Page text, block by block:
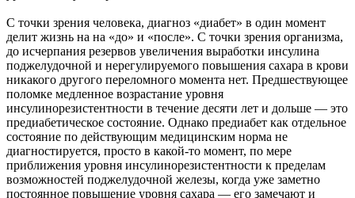
С точки зрения человека, диагноз «диабет» в один момент
делит жизнь на на «до» и «после». С точки зрения организма,
до исчерпания резервов увеличения выработки инсулина
поджелудочной и нерегулируемого повышения сахара в крови
никакого другого переломного момента нет. Предшествующее
поломке медленное возрастание уровня
инсулинорезистентности в течение десяти лет и дольше — это
предиабетическое состояние. Однако предиабет как отдельное
состояние по действующим медицинским норма не
диагностируется, просто в какой-то момент, по мере
приближения уровня инсулинорезистентности к пределам
возможностей поджелудочной железы, когда уже заметно
постоянное повышение уровня сахара — его замечают и